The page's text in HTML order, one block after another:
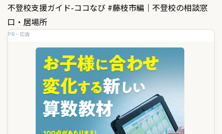
ビ
ゲ
不登校支援ガイド-ココなび #藤枝市編｜不登校の相談窓
口・居場所
PR・広告